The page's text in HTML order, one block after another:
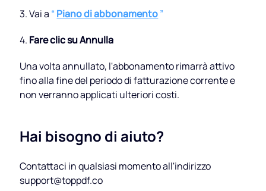
3. Vai a “ Piano di abbonamento”
4. Fare clic su Annulla
Una volta annullato, l'abbonamento rimarrà attivo
fino alla fine del periodo di fatturazione corrente e
non verranno applicati ulteriori costi.
Hai bisogno di aiuto?
Contattaci in qualsiasi momento all'indirizzo
support@toppdf.co